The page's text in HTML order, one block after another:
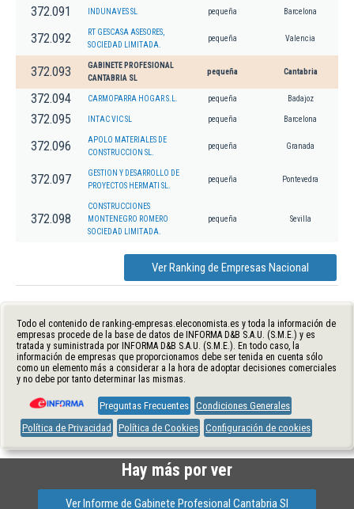
372.091 INDUNAVES SL pequeña Barcelona
372.092
RT GESCASA ASESORES,
SOCIEDAD LIMITADA.
pequeña Valencia
372.093
GABINETE PROFESIONAL
CANTABRIA SL
pequeña Cantabria
372.094 CARMOPARRA HOGAR S.L. pequeña Badajoz
372.095 INTAC VIC SL pequeña Barcelona
372.096
APOLO MATERIALES DE
CONSTRUCCION SL.
pequeña Granada
372.097
GESTION Y DESARROLLO DE
PROYECTOS HERMATI SL.
pequeña Pontevedra
372.098
CONSTRUCCIONES
MONTENEGRO ROMERO
SOCIEDAD LIMITADA.
pequeña Sevilla
Ver Ranking de Empresas Nacional
Todo el contenido de ranking-empresas.eleconomista.es y toda la información de
empresas procede de la base de datos de INFORMA D&B S.A.U. (S.M.E.) y es
tratada y suministrada por INFORMA D&B S.A.U. (S.M.E.). En todo caso, la
información de empresas que proporcionamos debe ser tenida en cuenta sólo
como un elemento más a considerar a la hora de adoptar decisiones comerciales
y no debe por tanto determinar las mismas.
Preguntas Frecuentes Condiciones Generales
Política de Privacidad
Política de Cookies Configuración de cookies
Hay más por ver
Ver Informe de Gabinete Profesional Cantabria Sl